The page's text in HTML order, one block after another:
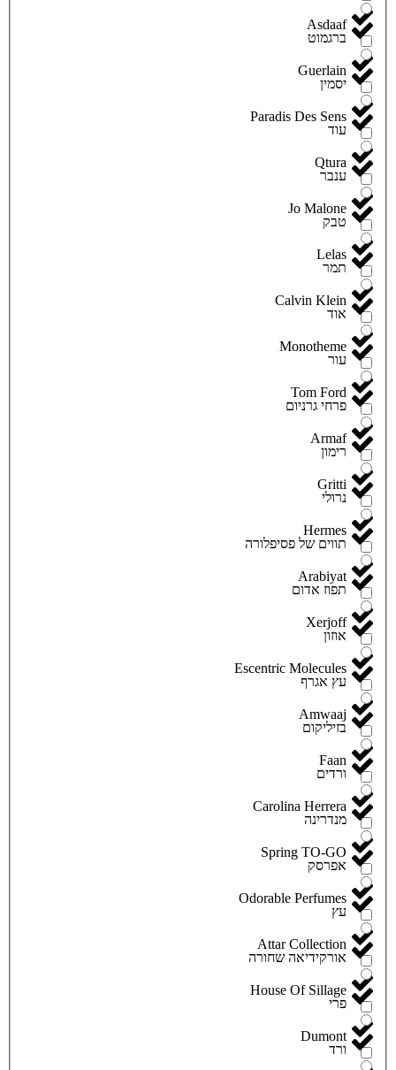
Asdaaf
Guerlain
Paradis Des Sens
Qtura
Jo Malone
Lelas
Calvin Klein
Monotheme
Tom Ford
Armaf
Gritti
Hermes
Arabiyat
Xerjoff
Escentric Molecules
Amwaaj
Faan
Carolina Herrera
Spring TO-GO
Odorable Perfumes
Attar Collection
House Of Sillage
Dumont
ברגמוט
יסמין
עוד
ענבר
טבק
תמר
אוד
עור
פרחי גרניום
רימון
נרולי
תווים של פסיפלורה
תפוז אדום
אוזון
עץ אגרף
בזיליקום
ורדים
מנדרינה
אפרסק
עץ
אורקידיאה שחורה
פרי
ורד